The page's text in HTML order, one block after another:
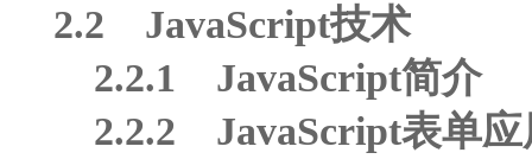
2.2 JavaScript技术
2.2.1 JavaScript简介
2.2.2 JavaScript表单应